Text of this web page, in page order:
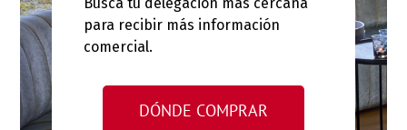
para recibir más información
comercial.
DÓNDE COMPRAR